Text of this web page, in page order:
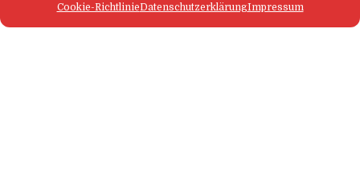
Cookie-RichtlinieDatenschutzerklärungImpressum